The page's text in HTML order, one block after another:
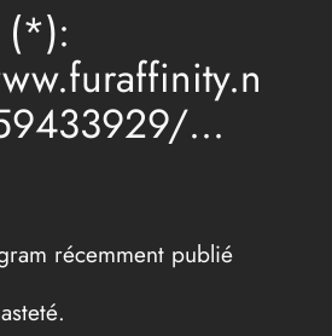
(*):
…
récemment publié